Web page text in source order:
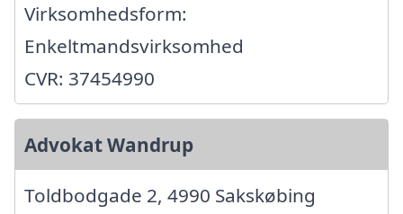
Virksomhedsform:
Enkeltmandsvirksomhed
CVR: 37454990
Advokat Wandrup
Toldbodgade 2, 4990 Sakskøbing